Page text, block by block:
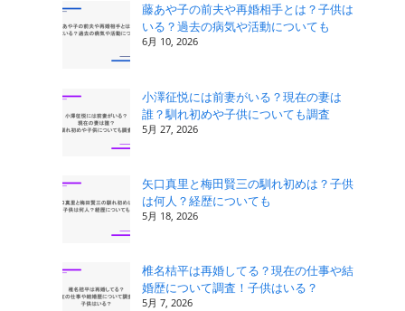
藤あや子の前夫や再婚相手とは？子供は
いる？過去の病気や活動についても
6月 10, 2026
小澤征悦には前妻がいる？現在の妻は
誰？馴れ初めや子供についても調査
5月 27, 2026
矢口真里と梅田賢三の馴れ初めは？子供
は何人？経歴についても
5月 18, 2026
椎名桔平は再婚してる？現在の仕事や結
婚歴について調査！子供はいる？
5月 7, 2026